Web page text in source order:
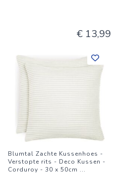
€ 13,99
Blumtal Zachte Kussenhoes -
Verstopte rits - Deco Kussen -
Corduroy - 30 x 50cm ...